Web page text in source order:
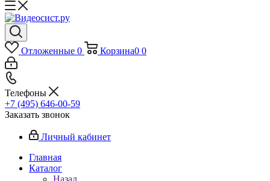
Отложенные 0 Корзина0 0
Телефоны
+7 (495) 646-00-59
Заказать звонок
Личный кабинет
Главная
Каталог
Назад